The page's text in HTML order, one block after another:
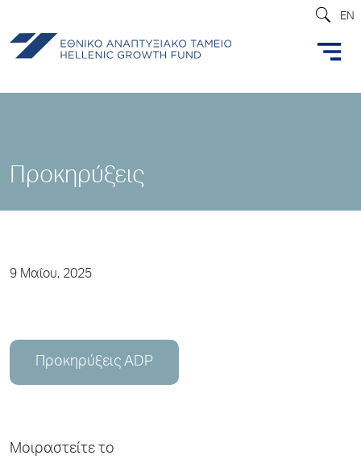
EN
Προκηρύξεις
9 Μαΐου, 2025
Προκηρύξεις ADP
Μοιραστείτε το